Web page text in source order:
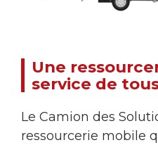
Une
service de
Le Camion des
ressourcerie mobile